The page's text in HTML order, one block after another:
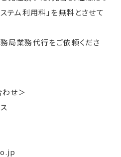
テム利用料」を無料とさせて
局業務代行をご依頼くださ
せ＞